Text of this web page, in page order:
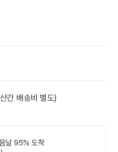
간 배송비 별도)
날 95% 도착